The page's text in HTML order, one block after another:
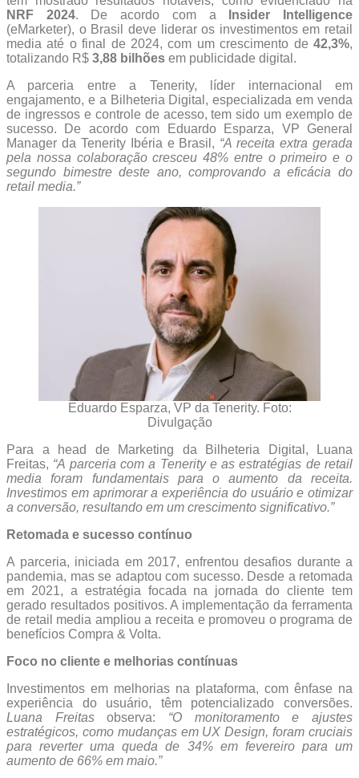
NRF 2024. De acordo com a
Insider Intelligence
(eMarketer), o Brasil deve liderar os investimentos em retail
media até o final de 2024, com um crescimento de 42,3%,
totalizando R$ 3,88 bilhões em publicidade digital.
A parceria entre a Tenerity, líder internacional em
engajamento, e a Bilheteria Digital, especializada em venda
de ingressos e controle de acesso, tem sido um exemplo de
sucesso. De acordo com Eduardo Esparza, VP General
Manager da Tenerity Ibéria e Brasil, “A receita extra gerada
pela nossa colaboração cresceu 48% entre o primeiro e o
segundo bimestre deste ano, comprovando a eficácia do
retail media.”
Eduardo Esparza, VP da Tenerity. Foto:
Divulgação
Para a head de Marketing da Bilheteria Digital, Luana
Freitas, “A parceria com a Tenerity e as estratégias de retail
media foram fundamentais para o aumento da receita.
Investimos em aprimorar a experiência do usuário e otimizar
a conversão, resultando em um crescimento significativo.”
Retomada e sucesso contínuo
A parceria, iniciada em 2017, enfrentou desafios durante a
pandemia, mas se adaptou com sucesso. Desde a retomada
em 2021, a estratégia focada na jornada do cliente tem
gerado resultados positivos. A implementação da ferramenta
de retail media ampliou a receita e promoveu o programa de
benefícios Compra & Volta.
Foco no cliente e melhorias contínuas
Investimentos em melhorias na plataforma, com ênfase na
experiência do usuário, têm potencializado conversões.
Luana Freitasobserva: “O monitoramento e ajustes
estratégicos, como mudanças em UX Design, foram cruciais
para reverter uma queda de 34% em fevereiro para um
aumento de 66% em maio.”